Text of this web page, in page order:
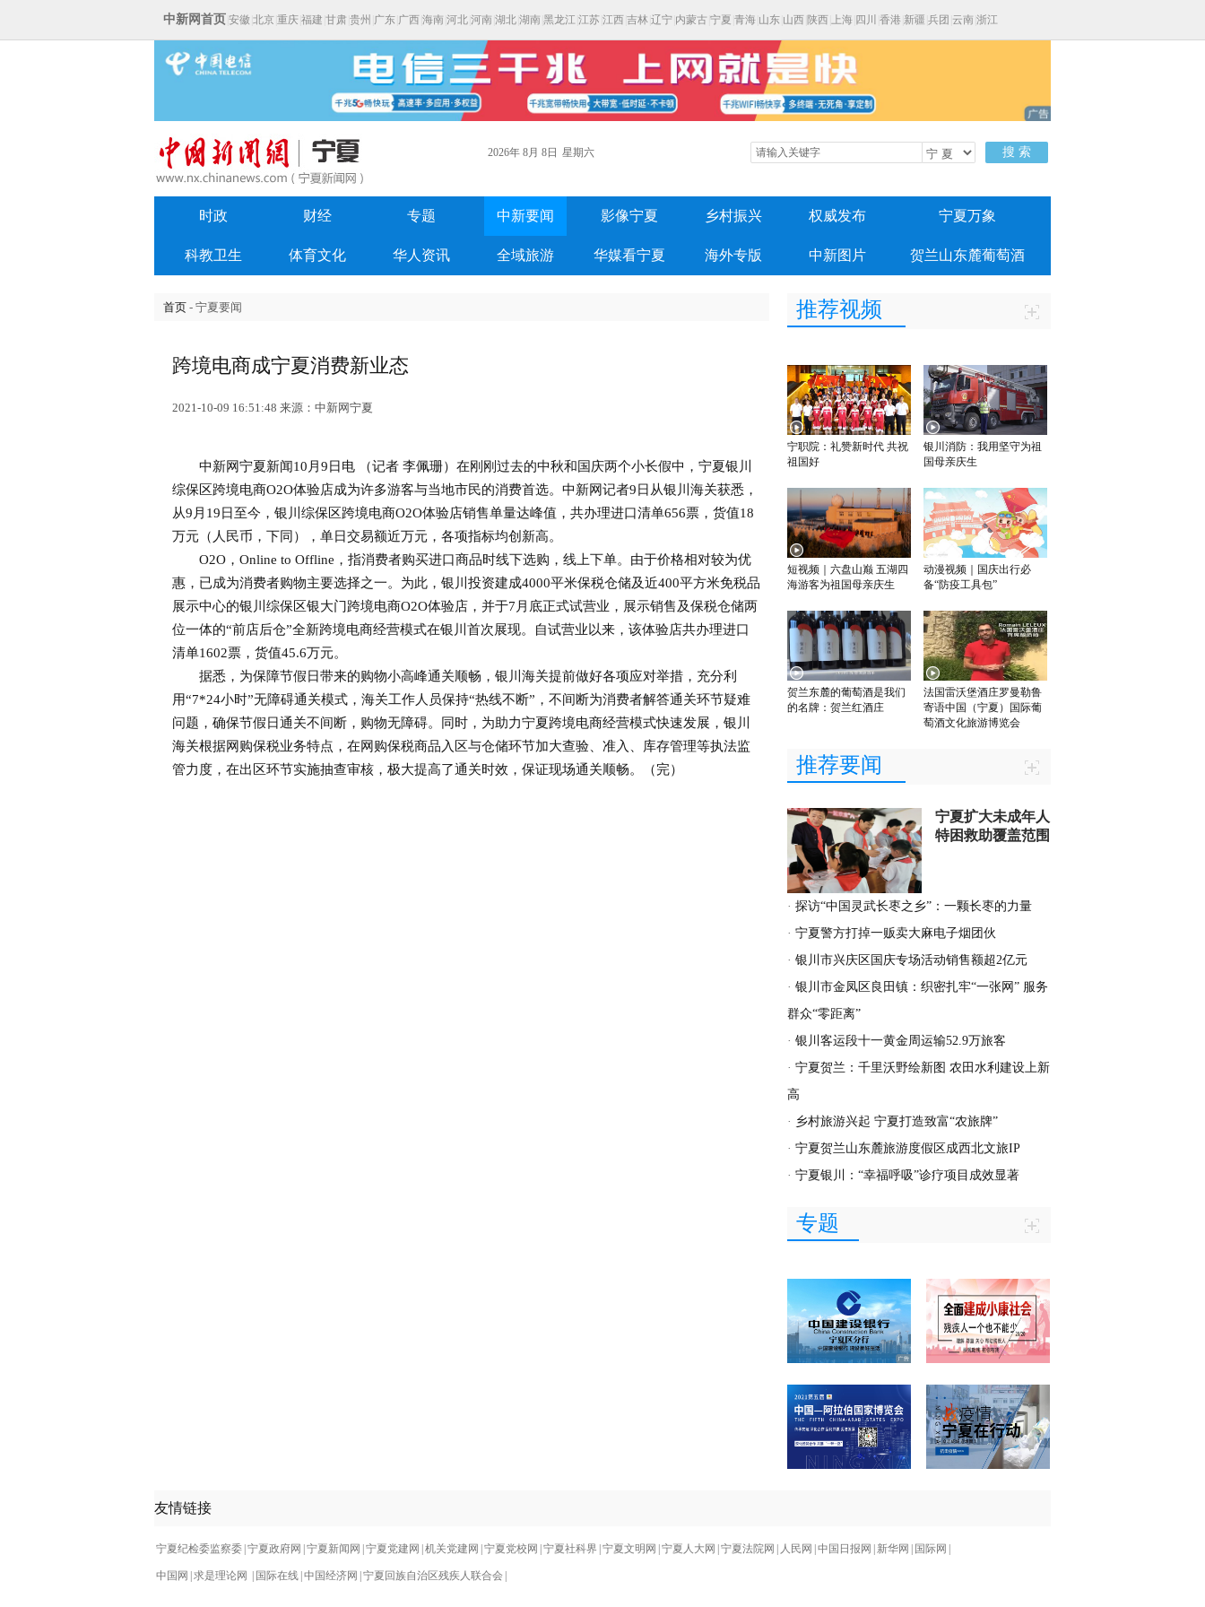
中新网首页 安徽 北京 重庆 福建 甘肃 贵州 广东 广西 海南 河北 河南 湖北 湖南 黑龙江 江苏 江西 吉林 辽宁 内蒙古 宁夏 青海 山东 山西 陕西 上海 四川 香港 新疆 兵团 云南 浙江
2026年 8月 8日 星期六 搜 索
时政 财经 专题 中新要闻 影像宁夏 乡村振兴 权威发布 宁夏万象
科教卫生 体育文化 华人资讯 全域旅游 华媒看宁夏 海外专版 中新图片 贺兰山东麓葡萄酒
首页 - 宁夏要闻
跨境电商成宁夏消费新业态
2021-10-09 16:51:48 来源：中新网宁夏
中新网宁夏新闻10月9日电 （记者 李佩珊）在刚刚过去的中秋和国庆两个小长假中，宁夏银川
综保区跨境电商O2O体验店成为许多游客与当地市民的消费首选。中新网记者9日从银川海关获悉，
从9月19日至今，银川综保区跨境电商O2O体验店销售单量达峰值，共办理进口清单656票，货值18
万元（人民币，下同），单日交易额近万元，各项指标均创新高。
O2O，Online to Offline，指消费者购买进口商品时线下选购，线上下单。由于价格相对较为优
惠，已成为消费者购物主要选择之一。为此，银川投资建成4000平米保税仓储及近400平方米免税品
展示中心的银川综保区银大门跨境电商O2O体验店，并于7月底正式试营业，展示销售及保税仓储两
位一体的“前店后仓”全新跨境电商经营模式在银川首次展现。自试营业以来，该体验店共办理进口
清单1602票，货值45.6万元。
据悉，为保障节假日带来的购物小高峰通关顺畅，银川海关提前做好各项应对举措，充分利
用“7*24小时”无障碍通关模式，海关工作人员保持“热线不断”，不间断为消费者解答通关环节疑难
问题，确保节假日通关不间断，购物无障碍。同时，为助力宁夏跨境电商经营模式快速发展，银川
海关根据网购保税业务特点，在网购保税商品入区与仓储环节加大查验、准入、库存管理等执法监
管力度，在出区环节实施抽查审核，极大提高了通关时效，保证现场通关顺畅。（完）
推荐视频
宁职院：礼赞新时代 共祝
祖国好
银川消防：我用坚守为祖
国母亲庆生
短视频｜六盘山巅 五湖四
海游客为祖国母亲庆生
动漫视频｜国庆出行必
备“防疫工具包”
贺兰东麓的葡萄酒是我们
的名牌：贺兰红酒庄
法国雷沃堡酒庄罗曼勒鲁
寄语中国（宁夏）国际葡
萄酒文化旅游博览会
推荐要闻
宁夏扩大未成年人
特困救助覆盖范围
· 探访“中国灵武长枣之乡”：一颗长枣的力量
· 宁夏警方打掉一贩卖大麻电子烟团伙
· 银川市兴庆区国庆专场活动销售额超2亿元
· 银川市金凤区良田镇：织密扎牢“一张网” 服务
群众“零距离”
· 银川客运段十一黄金周运输52.9万旅客
· 宁夏贺兰：千里沃野绘新图 农田水利建设上新
高
· 乡村旅游兴起 宁夏打造致富“农旅牌”
· 宁夏贺兰山东麓旅游度假区成西北文旅IP
· 宁夏银川：“幸福呼吸”诊疗项目成效显著
专题
友情链接
宁夏纪检委监察委 宁夏政府网 宁夏新闻网 宁夏党建网 机关党建网 宁夏党校网 宁夏社科界 宁夏文明网 宁夏人大网 宁夏法院网 人民网 中国日报网 新华网 国际网
中国网 求是理论网 国际在线 中国经济网 宁夏回族自治区残疾人联合会